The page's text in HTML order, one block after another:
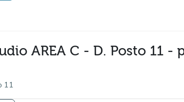
AREA C - D. Posto 11 -
11